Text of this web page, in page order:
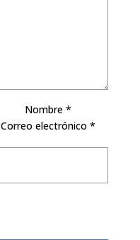
Nombre*
Correo electrónico*